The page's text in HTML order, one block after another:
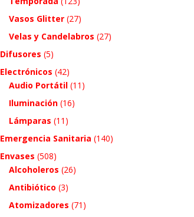
Vasos Glitter (27)
Velas y Candelabros (27)
Difusores (5)
Electrónicos (42)
Audio Portátil (11)
Iluminación (16)
Lámparas (11)
Emergencia Sanitaria (140)
Envases (508)
Alcoholeros (26)
Antibiótico (3)
Atomizadores (71)